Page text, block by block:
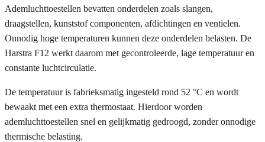
Ademluchttoestellen bevatten onderdelen zoals slangen,
draagstellen, kunststof componenten, afdichtingen en ventielen.
Onnodig hoge temperaturen kunnen deze onderdelen belasten. De
Harstra F12 werkt daarom met gecontroleerde, lage temperatuur en
constante luchtcirculatie.
De temperatuur is fabrieksmatig ingesteld rond 52 °C en wordt
bewaakt met een extra thermostaat. Hierdoor worden
ademluchttoestellen snel en gelijkmatig gedroogd, zonder onnodige
thermische belasting.